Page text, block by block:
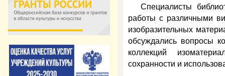
Специалисты
работы с различными
изобразительных
обсуждались вопросы
коллекций
сохранности и